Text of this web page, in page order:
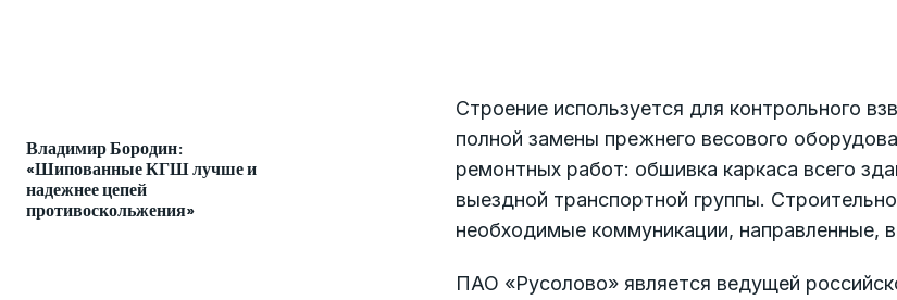
Владимир Бородин:
«Шипованные КГШ лучше и
надежнее цепей
противоскольжения»
Строение используется для контрольного
полной замены прежнего весового
ремонтных работ: обшивка каркаса всего
выездной транспортной группы.
необходимые коммуникации, направленные,
ПАО «Русолово» является ведущей